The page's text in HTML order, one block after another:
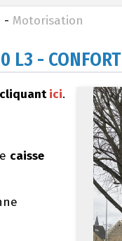
- Motorisation
L3 - CONFORT
cliquantici.
caisse